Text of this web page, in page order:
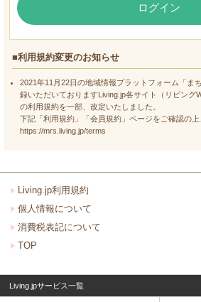
ログイン
■利用規約変更のお知らせ
2021年11月22日の地域情報プラットフォーム「ま
録いただいておりますLiving.jp各サイト（リビング
の利用規約を一部、改定いたしました。
下記「利用規約」「会員規約」ページをご確認の上
https://mrs.living.jp/terms
Living.jp利用規約
個人情報について
消費税表記について
TOP
Living.jpサービス一覧